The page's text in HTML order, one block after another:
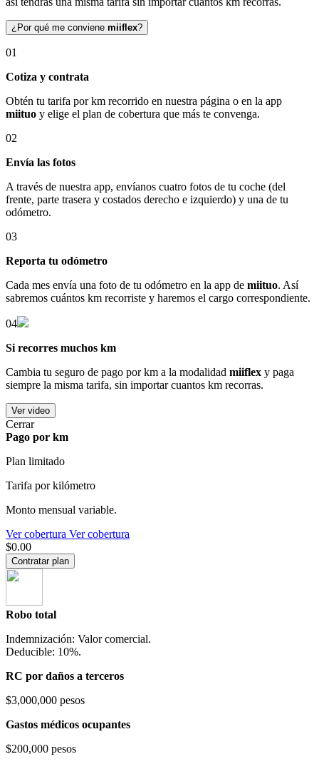
¿Por qué me conviene miiflex?
01
Cotiza y contrata
Obtén tu tarifa por km recorrido en nuestra página o en la app
miituo y elige el plan de cobertura que más te convenga.
02
Envía las fotos
A través de nuestra app, envíanos cuatro fotos de tu coche (del
frente, parte trasera y costados derecho e izquierdo) y una de tu
odómetro.
03
Reporta tu odómetro
Cada mes envía una foto de tu odómetro en la app de miituo. Así
sabremos cuántos km recorriste y haremos el cargo correspondiente.
04
Si recorres muchos km
Cambia tu seguro de pago por km a la modalidad miiflex y paga
siempre la misma tarifa, sin importar cuantos km recorras.
Ver video
Cerrar
Pago por km
Plan limitado
Tarifa por kilómetro
Monto mensual variable.
Ver cobertura Ver cobertura
$0.00
Contratar plan
Robo total
Indemnización: Valor comercial.
Deducible: 10%.
RC por daños a terceros
$3,000,000 pesos
Gastos médicos ocupantes
$200,000 pesos